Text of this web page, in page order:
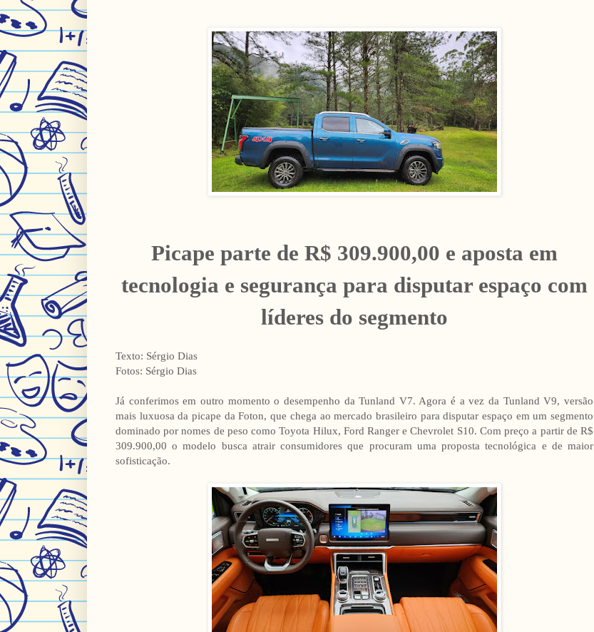
Picape parte de R$ 309.900,00 e aposta em
tecnologia e segurança para disputar espaço com
líderes do segmento
Texto: Sérgio Dias
Fotos: Sérgio Dias
Já conferimos em outro momento o desempenho da Tunland V7. Agora é a vez da Tunland V9, versão
mais luxuosa da picape da Foton, que chega ao mercado brasileiro para disputar espaço em um segmento
dominado por nomes de peso como Toyota Hilux, Ford Ranger e Chevrolet S10. Com preço a partir de R$
309.900,00 o modelo busca atrair consumidores que procuram uma proposta tecnológica e de maior
sofisticação.